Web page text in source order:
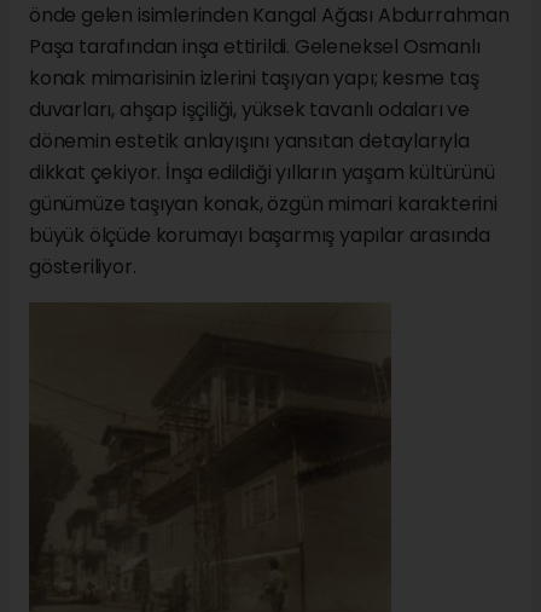
önde gelen isimlerinden Kangal Ağası Abdurrahman
Paşa tarafından inşa ettirildi. Geleneksel Osmanlı
konak mimarisinin izlerini taşıyan yapı; kesme taş
duvarları, ahşap işçiliği, yüksek tavanlı odaları ve
dönemin estetik anlayışını yansıtan detaylarıyla
dikkat çekiyor. İnşa edildiği yılların yaşam kültürünü
günümüze taşıyan konak, özgün mimari karakterini
büyük ölçüde korumayı başarmış yapılar arasında
gösteriliyor.